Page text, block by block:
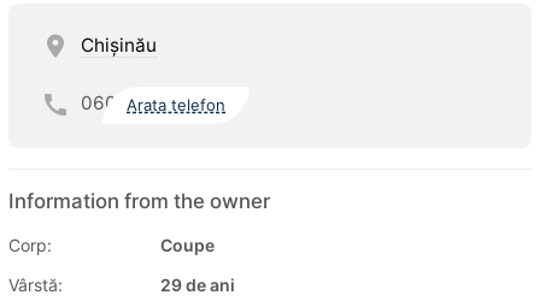
Chişinău
060 Arata telefon
Information from the owner
Corp:
Coupe
Vârstă:
29 de ani